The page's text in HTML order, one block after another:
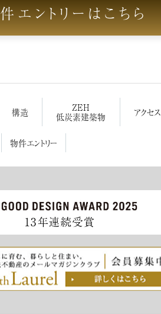
エントリーはこちら
構造
ZEH
低炭素建築物
アクセス
物件エントリー